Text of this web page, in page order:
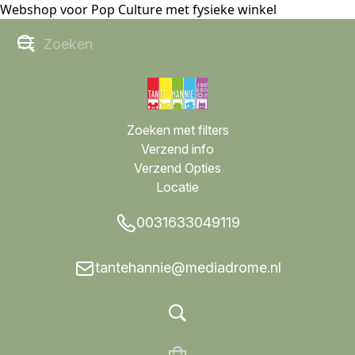
Webshop voor Pop Culture met fysieke winkel
Zoeken met filters
Verzend info
Verzend Opties
Locatie
0031633049119
tantehannie@mediadrome.nl